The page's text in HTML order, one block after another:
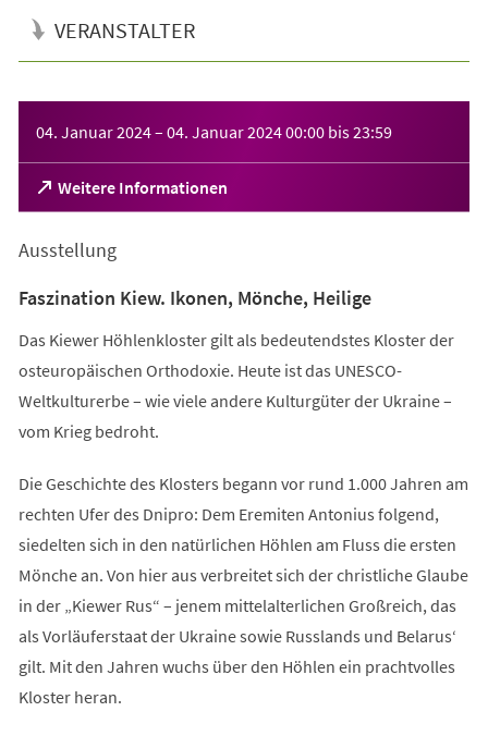
VERANSTALTER
04. Januar 2024– 04. Januar 202400:00 bis23:59
Weitere Informationen
(Öffnet
in
neuen
Ausstellung
Faszination Kiew. Ikonen, Mönche, Heilige
Das Kiewer Höhlenkloster gilt als bedeutendstes Kloster der
osteuropäischen Orthodoxie. Heute ist das UNESCO-
Weltkulturerbe – wie viele andere Kulturgüter der Ukraine –
vom Krieg bedroht.
Die Geschichte des Klosters begann vor rund 1.000 Jahren am
rechten Ufer des Dnipro: Dem Eremiten Antonius folgend,
siedelten sich in den natürlichen Höhlen am Fluss die ersten
Mönche an. Von hier aus verbreitet sich der christliche Glaube
in der „Kiewer Rus“ – jenem mittelalterlichen Großreich, das
als Vorläuferstaat der Ukraine sowie Russlands und Belarus‘
gilt. Mit den Jahren wuchs über den Höhlen ein prachtvolles
Kloster heran.